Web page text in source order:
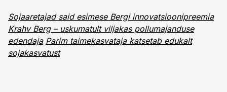
Sojaaretajad said esimese Bergi innovatsioonipreemia
Krahv Berg – uskumatult viljakas pollumajanduse
edendaja Parim taimekasvataja katsetab edukalt
sojakasvatust